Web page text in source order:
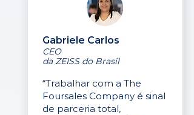
Gabriele Carlos
CEO
da ZEISS do Brasil
“Trabalhar com a The
Foursales Company é sinal
de parceria total,